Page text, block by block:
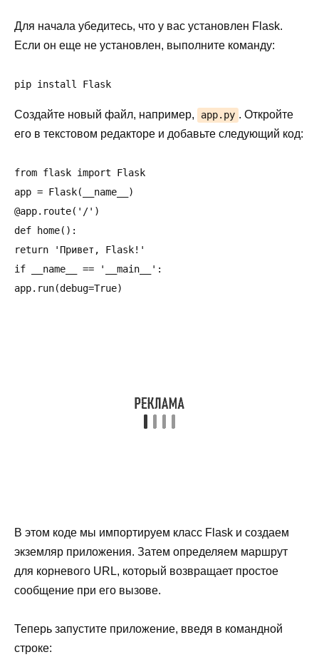
Для начала убедитесь, что у вас установлен Flask.
Если он еще не установлен, выполните команду:
pip install Flask
Создайте новый файл, например, app.py . Откройте
его в текстовом редакторе и добавьте следующий код:
from flask import Flask
app = Flask(__name__)
@app.route('/')
def home():
return 'Привет, Flask!'
if __name__ == '__main__':
app.run(debug=True)
В этом коде мы импортируем класс Flask и создаем
экземляр приложения. Затем определяем маршрут
для корневого URL, который возвращает простое
сообщение при его вызове.
Теперь запустите приложение, введя в командной
строке: